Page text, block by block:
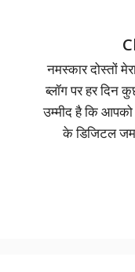
नमस्कार दोस्तों
ब्लॉग पर हर दिन
उम्मीद है कि
के डिजिटल